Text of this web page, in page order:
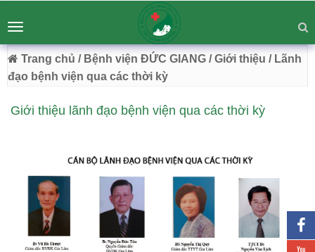
BỆNH VIỆN ĐA KHOA ĐỨC GIANG
Chuyên Sâu - Tận Tâm - Vươn Tầm
54 Trường Lâm, Việt Hưng, Hà Nội
Toggle
navigation
Trang chủ / Bệnh viện ĐỨC GIANG / Giới thiệu / Lãnh
đạo bệnh viện qua các thời kỳ
Giới thiệu lãnh đạo bệnh viện qua các thời kỳ